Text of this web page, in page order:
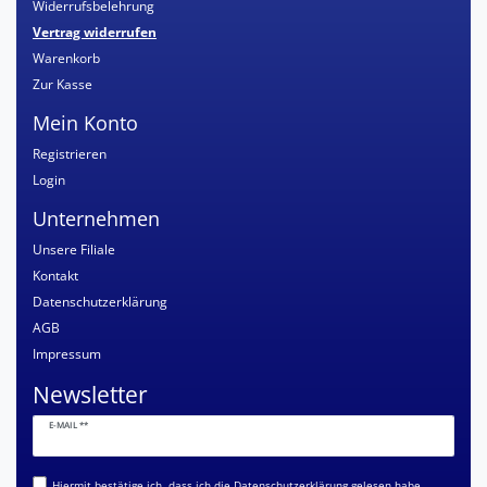
Widerrufsbelehrung
Vertrag widerrufen
Warenkorb
Zur Kasse
Mein Konto
Registrieren
Login
Unternehmen
Unsere Filiale
Kontakt
Datenschutzerklärung
AGB
Impressum
Newsletter
E-MAIL **
Newsletter
Honig